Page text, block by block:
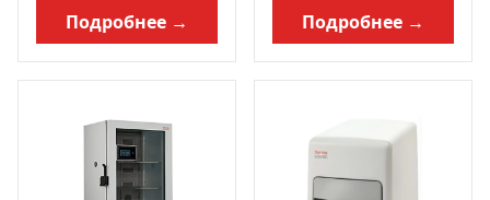
Подробнее →
Подробнее →